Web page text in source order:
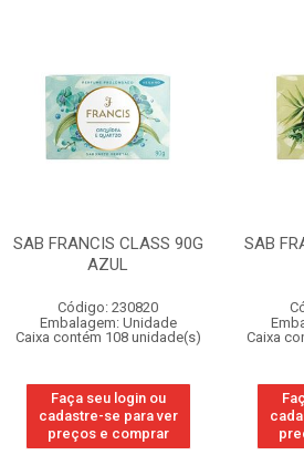
SAB FRANCIS CLASS 90G
AZUL
Código: 230820
Embalagem: Unidade
Caixa contém 108 unidade(s)
Faça seu login ou
cadastre-se para ver
preços e comprar
SAB
Caixa